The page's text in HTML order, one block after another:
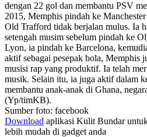
dengan 22 gol dan membantu PSV
2015, Memphis pindah ke
Old Trafford tidak berjalan mulus. Ia
setengah musim sebelum pindah ke
Lyon, ia pindah ke Barcelona,
aktif sebagai pesepak bola, Memphis
musisi rap yang produktif. Ia telah
musik. Selain itu, ia juga aktif dalam
membantu anak-anak di Ghana,
(Yp/timKB).
Sumber foto: facebook
Download aplikasi Kulit Bundar
lebih mudah di gadget anda